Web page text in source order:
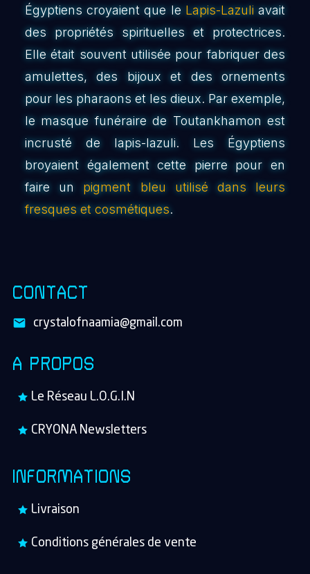
Égyptiens croyaient que le Lapis-Lazuli avait
des propriétés spirituelles et protectrices.
Elle était souvent utilisée pour fabriquer des
amulettes, des bijoux et des ornements
pour les pharaons et les dieux. Par exemple,
le masque funéraire de Toutankhamon est
incrusté de lapis-lazuli. Les Égyptiens
broyaient également cette pierre pour en
faire un
pigment bleu utilisé dans leurs
fresques et cosmétiques.
CONTACT
crystalofnaamia@gmail.com
A PROPOS
Le Réseau L.O.G.I.N
CRYONA Newsletters
INFORMATIONS
Livraison
Conditions générales de vente